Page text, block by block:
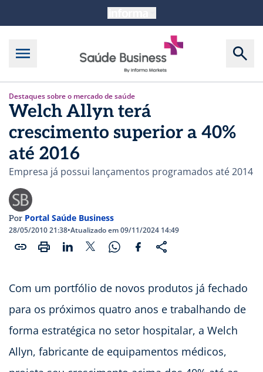
Destaques sobre o mercado de saúde
Welch Allyn terá
crescimento superior a 40%
até 2016
Empresa já possui lançamentos programados até 2014
Por Portal Saúde Business
28/05/2010 21:38•Atualizado em 09/11/2024 14:49
Com um portfólio de novos produtos já fechado
para os próximos quatro anos e trabalhando de
forma estratégica no setor hospitalar, a Welch
Allyn, fabricante de equipamentos médicos,